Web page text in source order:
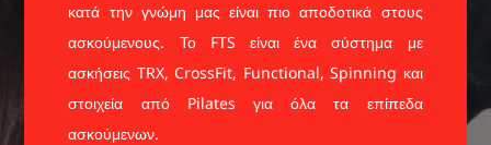
κατά την γνώμη μας είναι πιο αποδοτικά στους
ασκούμενους. Το FTS είναι ένα σύστημα με
ασκήσεις TRX, CrossFit, Functional, Spinning και
στοιχεία από Pilates για όλα τα επίπεδα
ασκούμενων.